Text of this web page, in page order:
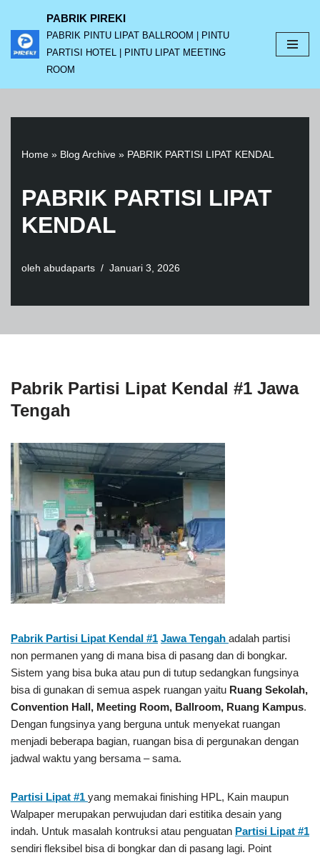
Lompat
ke
PABRIK PIREKI
PABRIK PINTU LIPAT BALLROOM | PINTU
PARTISI HOTEL | PINTU LIPAT MEETING
ROOM
Home » Blog Archive » PABRIK PARTISI LIPAT KENDAL
PABRIK PARTISI LIPAT
KENDAL
oleh abudaparts Januari 3, 2026
Pabrik Partisi Lipat Kendal #1 Jawa
Tengah
Pabrik Partisi Lipat Kendal #1 Jawa Tengah adalah partisi
non permanen yang di mana bisa di pasang dan di bongkar.
Sistem yang bisa buka atau pun di tutup sedangkan fungsinya
bisa di gunakan di semua aspek ruangan yaitu Ruang Sekolah,
Convention Hall, Meeting Room, Ballroom, Ruang Kampus.
Dengan fungsinya yang berguna untuk menyekat ruangan
menjadi beberapa bagian, ruangan bisa di pergunakan dengan
jadwal waktu yang bersama – sama.
Partisi Lipat #1 yang memakai finishing HPL, Kain maupun
Walpaper merupakan perwujudan dari estitika desain yang
indah. Untuk masalah kontruksi atau penguatan Partisi Lipat #1
sendiri fleksibel bisa di bongkar dan di pasang lagi. Point